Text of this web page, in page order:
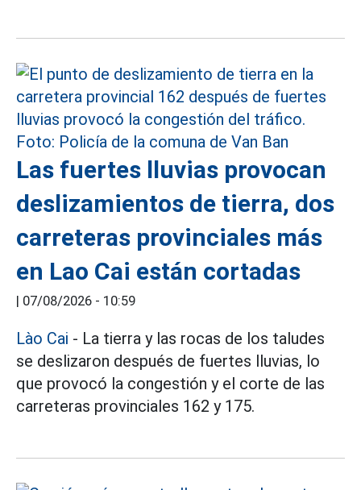
Las fuertes lluvias provocan
deslizamientos de tierra, dos
carreteras provinciales más
en Lao Cai están cortadas
| 07/08/2026 - 10:59
Lào Cai - La tierra y las rocas de los taludes
se deslizaron después de fuertes lluvias, lo
que provocó la congestión y el corte de las
carreteras provinciales 162 y 175.